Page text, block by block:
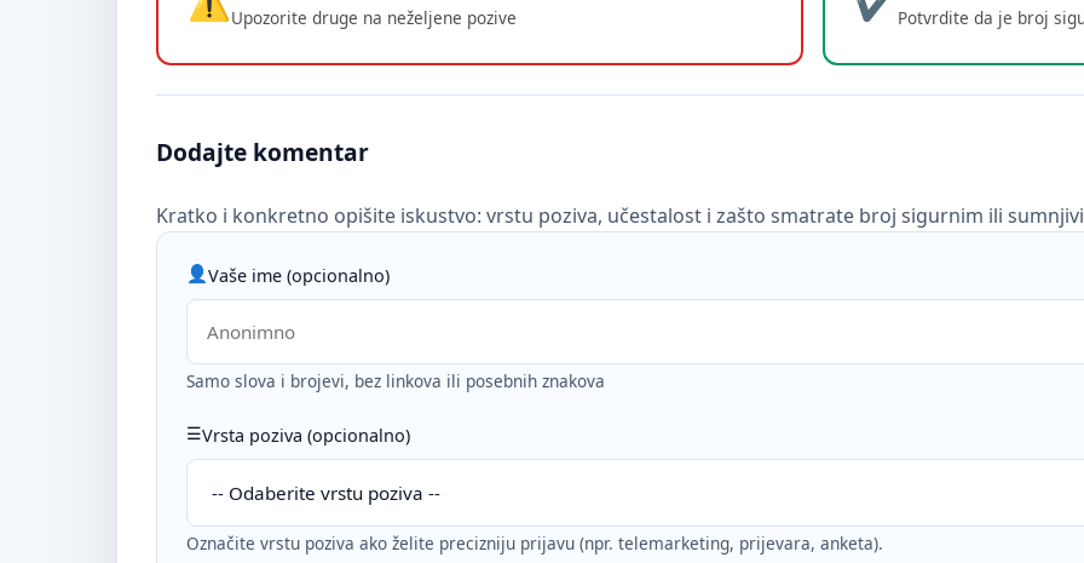
Upozorite druge na neželjene pozive Potvrdite da je broj
Dodajte komentar
Kratko i konkretno opišite iskustvo: vrstu poziva, učestalost i zašto smatrate broj sigurnim ili
Vaše ime (opcionalno)
Samo slova i brojevi, bez linkova ili posebnih znakova
Vrsta poziva (opcionalno)
Označite vrstu poziva ako želite precizniju prijavu (npr. telemarketing, prijevara, anketa).